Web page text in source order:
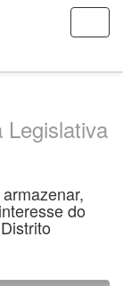
Legislativa
do